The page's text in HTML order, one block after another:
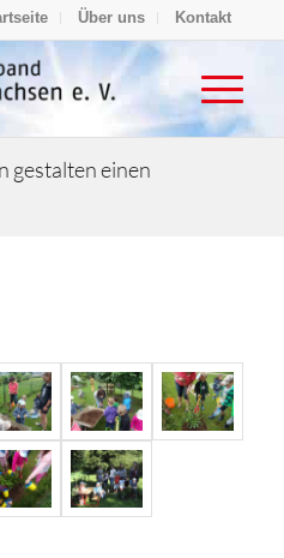
Über uns Kontakt
gestalten einen